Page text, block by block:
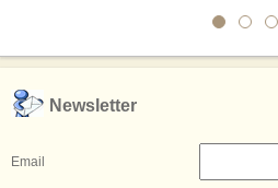
atragerea a pana la 10 milioane de
exclusiv simularea suprafetei lunare.
,,Credem ca exista sanse mari sa
multe'', a declarat Michael R.
Resorts, citat de Gulf News. Potrivit
decisiv pentru reali zarea proiectului.
Newsletter
Email